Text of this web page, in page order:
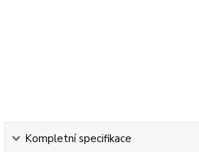
Kompletní specifikace